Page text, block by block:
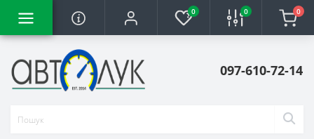
0 0 0
097-610-72-14